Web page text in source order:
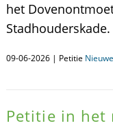
het
09-06-2026 | Petitie
Petitie in het